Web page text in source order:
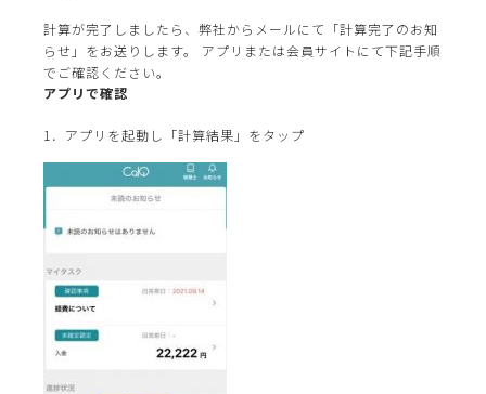
計算が完了しましたら、弊社からメールにて「計算完了のお知
らせ」をお送りします。 アプリまたは会員サイトにて下記手順
でご確認ください。
アプリで確認
1．アプリを起動し「計算結果」をタップ